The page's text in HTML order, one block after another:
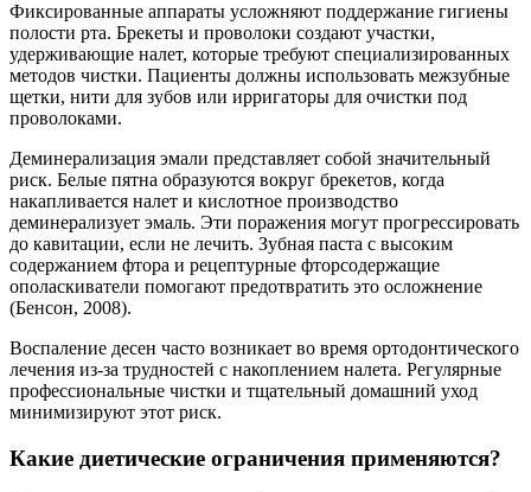
Фиксированные аппараты усложняют поддержание гигиены
полости рта. Брекеты и проволоки создают участки,
удерживающие налет, которые требуют специализированных
методов чистки. Пациенты должны использовать межзубные
щетки, нити для зубов или ирригаторы для очистки под
проволоками.
Деминерализация эмали представляет собой значительный
риск. Белые пятна образуются вокруг брекетов, когда
накапливается налет и кислотное производство
деминерализует эмаль. Эти поражения могут прогрессировать
до кавитации, если не лечить. Зубная паста с высоким
содержанием фтора и рецептурные фторсодержащие
ополаскиватели помогают предотвратить это осложнение
(Бенсон, 2008).
Воспаление десен часто возникает во время ортодонтического
лечения из-за трудностей с накоплением налета. Регулярные
профессиональные чистки и тщательный домашний уход
минимизируют этот риск.
Какие диетические ограничения применяются?